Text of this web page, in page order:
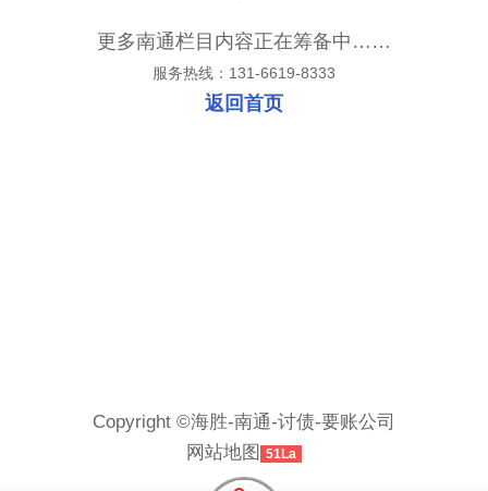
更多南通栏目内容正在筹备中……
服务热线：131-6619-8333
返回首页
Copyright ©海胜-南通-讨债-要账公司
网站地图 51La